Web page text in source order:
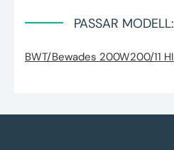
PASSAR MODELL:
BWT/Bewades 200W200/11 HI